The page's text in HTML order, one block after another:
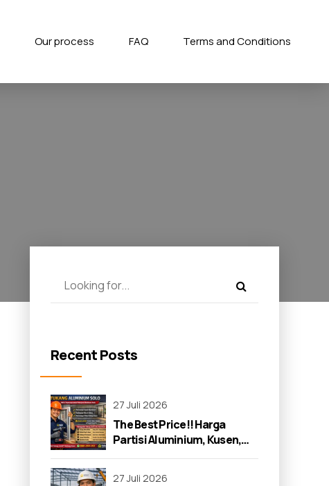
Our process FAQ Terms and Conditions
Recent Posts
27 Juli 2026
The Best Price!! Harga
Partisi Aluminium, Kusen,
dan Jendela di Solo 2026
27 Juli 2026